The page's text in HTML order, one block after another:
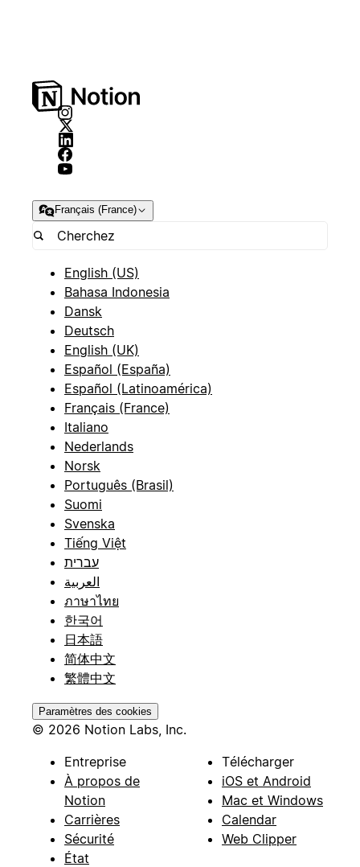
Français (France)
English (US)
Bahasa Indonesia
Dansk
Deutsch
English (UK)
Español (España)
Español (Latinoamérica)
Français (France)
Italiano
Nederlands
Norsk
Português (Brasil)
Suomi
Svenska
Tiếng Việt
עברית
العربية
ภาษาไทย
한국어
日本語
简体中文
繁體中文
Paramètres des cookies
© 2026 Notion Labs, Inc.
Entreprise
À propos de
Notion
Carrières
Sécurité
État
Télécharger
iOS et Android
Mac et Windows
Calendar
Web Clipper